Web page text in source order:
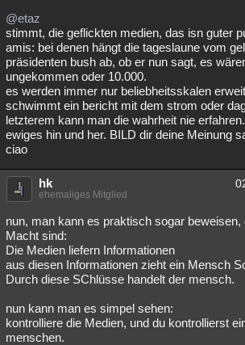
@etaz
stimmt, die geflickten medien, das isn guter
amis: bei denen hängt die tageslaune vom
präsidenten bush ab, ob er nun sagt, es
ungekommen oder 10.000.
es werden immer nur beliebheitsskalen
schwimmt ein bericht mit dem strom oder
letzterem kann man die wahrheit nie
ewiges hin und her. BILD dir deine Meinung
ciao
hk
ehemaliges Mitglied
nun, man kann es praktisch sogar beweisen,
Macht sind:
Die Medien liefern Informationen
aus diesen Informationen zieht ein Mensch
Durch diese SChlüsse handelt der mensch.
nun kann man es simpel sehen:
kontrolliere die Medien, und du kontrollierst
menschen.